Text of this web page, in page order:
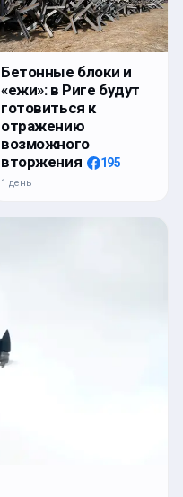
Бетонные блоки и
«ежи»: в Риге будут
готовиться к
отражению
возможного
вторжения
195
1 день